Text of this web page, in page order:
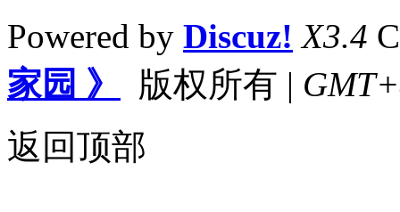
Powered by Discuz! X3.4
家园 》
版权所有 |
返回顶部